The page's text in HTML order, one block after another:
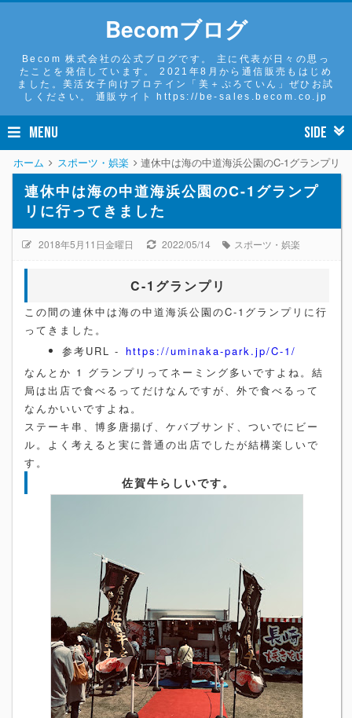
Becomブログ
Becom 株式会社の公式ブログです。 主に代表が日々の思っ
たことを発信しています。 2021年8月から通信販売もはじめ
ました。美活女子向けプロテイン「美＋ぷろていん」ぜひお試
しください。 通販サイト https://be-sales.becom.co.jp
MENU SIDE
ホーム スポーツ・娯楽 連休中は海の中道海浜公園のC-1グランプリ
連休中は海の中道海浜公園のC-1グランプ
リに行ってきました
2018年5月11日金曜日 2022/05/14 スポーツ・娯楽
C-1グランプリ
この間の連休中は海の中道海浜公園のC-1グランプリに行
ってきました。
参考URL - https://uminaka-park.jp/C-1/
なんとか 1 グランプリってネーミング多いですよね。結
局は出店で食べるってだけなんですが、外で食べるって
なんかいいですよね。
ステーキ串、博多唐揚げ、ケバブサンド、ついでにビー
ル。よく考えると実に普通の出店でしたが結構楽しいで
す。
佐賀牛らしいです。